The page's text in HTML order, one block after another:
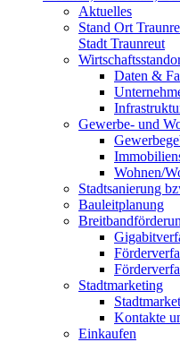
Aktuelles
Stand Ort
Stadt Traunreut
Daten &
Gewerbe- und
Wohnen/
Stadtsanierung
Bauleitplanung
Stadtmarketing
Kontakte
Einkaufen